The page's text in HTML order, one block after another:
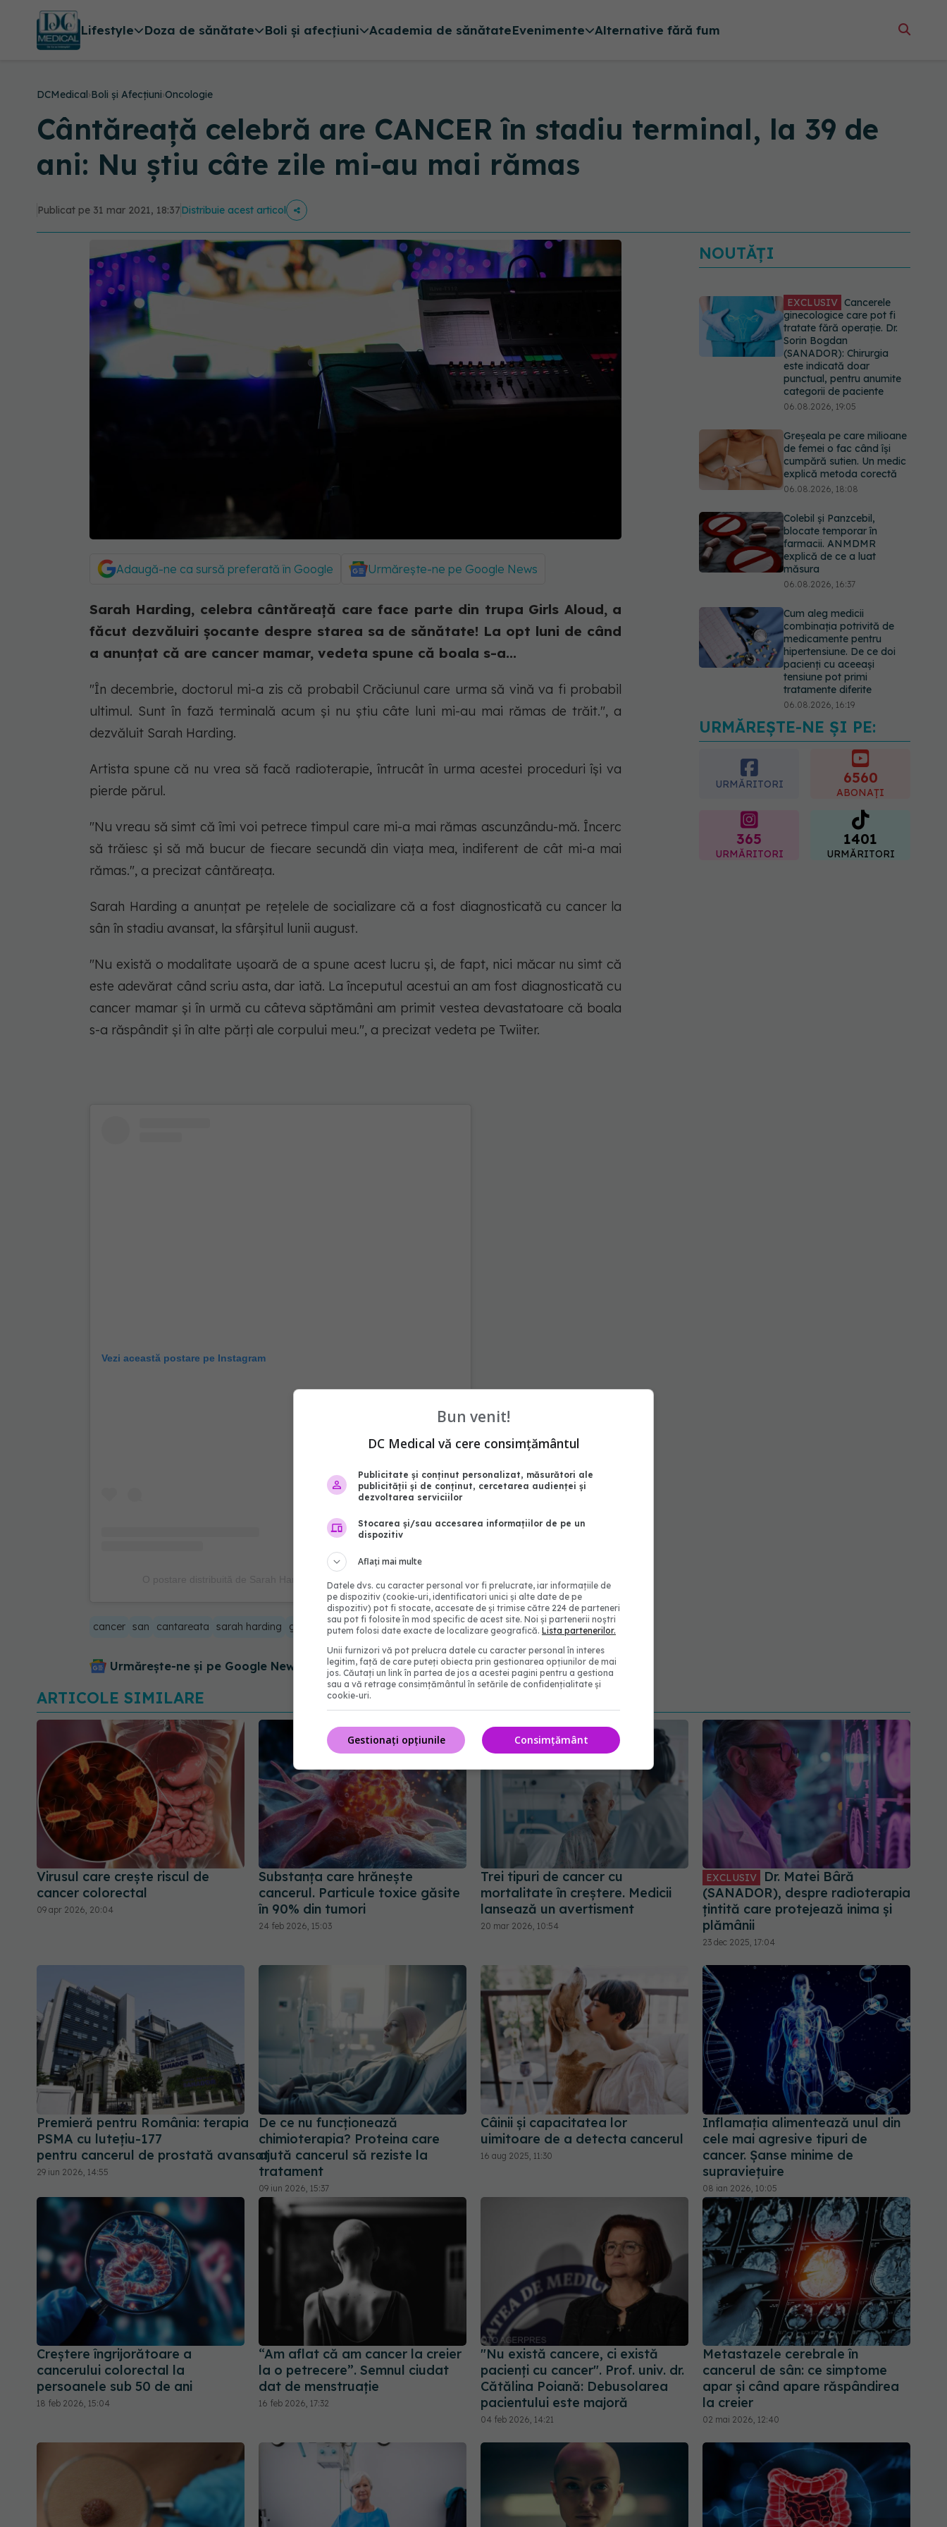
Lifestyle Doza de sănătate Boli și afecțiuni Academia de sănătateEvenimente Alternative fără fum
DCMedical›Boli și Afecțiuni›Oncologie
Cântăreață celebră are CANCER în stadiu terminal, la 39 de
ani: Nu știu câte zile mi-au mai rămas
Publicat pe 31 mar 2021, 18:37Distribuie acest articol
Adaugă-ne ca sursă preferată în Google Urmărește-ne pe Google News
Sarah Harding, celebra cântăreață care face parte din trupa Girls Aloud, a
făcut dezvăluiri șocante despre starea sa de sănătate! La opt luni de când
a anunțat că are cancer mamar, vedeta spune că boala s-a...
"În decembrie, doctorul mi-a zis că probabil Crăciunul care urma să vină va fi probabil
ultimul. Sunt în fază terminală acum și nu știu câte luni mi-au mai rămas de trăit.", a
dezvăluit Sarah Harding.
Artista spune că nu vrea să facă radioterapie, întrucât în urma acestei proceduri își va
pierde părul.
"Nu vreau să simt că îmi voi petrece timpul care mi-a mai rămas ascunzându-mă. Încerc
să trăiesc și să mă bucur de fiecare secundă din viața mea, indiferent de cât mi-a mai
rămas.", a precizat cântăreața.
Sarah Harding a anunțat pe rețelele de socializare că a fost diagnosticată cu cancer la
sân în stadiu avansat, la sfârșitul lunii august.
"Nu există o modalitate ușoară de a spune acest lucru și, de fapt, nici măcar nu simt că
este adevărat când scriu asta, dar iată. La începutul acestui an am fost diagnosticată cu
cancer mamar și în urmă cu câteva săptămâni am primit vestea devastatoare că boala
s-a răspândit și în alte părți ale corpului meu.", a precizat vedeta pe Twiiter.
Vezi această postare pe Instagram
O postare distribuită de Sarah Harding (@sarahnicoleharding)
cancer san cantareata sarah harding girls aloud stadiu terminal
Urmărește-ne și pe Google News - abonează‑te!
NOUTĂȚI
EXCLUSIV Cancerele
ginecologice care pot fi
tratate fără operație. Dr.
Sorin Bogdan
(SANADOR): Chirurgia
este indicată doar
punctual, pentru anumite
categorii de paciente
06.08.2026, 19:05
Greșeala pe care milioane
de femei o fac când își
cumpără sutien. Un medic
explică metoda corectă
06.08.2026, 18:08
Colebil și Panzcebil,
blocate temporar în
farmacii. ANMDMR
explică de ce a luat
măsura
06.08.2026, 16:37
Cum aleg medicii
combinația potrivită de
medicamente pentru
hipertensiune. De ce doi
pacienți cu aceeași
tensiune pot primi
tratamente diferite
06.08.2026, 16:19
Mii de angajați din
Sănătate ar putea primi
salarii mai mari.
Sindicatele cer schimbarea
URMĂREȘTE-NE ȘI PE:
URMĂRITORI 6560
ABONAȚI
365
URMĂRITORI
1401
URMĂRITORI
ARTICOLE SIMILARE
Virusul care crește riscul de
cancer colorectal
09 apr 2026, 20:04
Substanța care hrănește
cancerul. Particule toxice găsite
în 90% din tumori
24 feb 2026, 15:03
Trei tipuri de cancer cu
mortalitate în creștere. Medicii
lansează un avertisment
20 mar 2026, 10:54
EXCLUSIV
Dr. Matei Bâră
(SANADOR), despre radioterapia
țintită care protejează inima și
plămânii
23 dec 2025, 17:04
Premieră pentru România: terapia
PSMA cu lutețiu-177
pentru cancerul de prostată avansat
29 iun 2026, 14:55
De ce nu funcționează
chimioterapia? Proteina care
ajută cancerul să reziste la
tratament
09 iun 2026, 15:37
Câinii și capacitatea lor
uimitoare de a detecta cancerul
16 aug 2025, 11:30
Inflamația alimentează unul din
cele mai agresive tipuri de
cancer. Șanse minime de
supraviețuire
08 ian 2026, 10:05
Creștere îngrijorătoare a
cancerului colorectal la
persoanele sub 50 de ani
18 feb 2026, 15:04
“Am aflat că am cancer la creier
la o petrecere”. Semnul ciudat
dat de menstruație
16 feb 2026, 17:32
"Nu există cancere, ci există
pacienți cu cancer". Prof. univ. dr.
Cătălina Poiană: Debusolarea
pacientului este majoră
04 feb 2026, 14:21
Metastazele cerebrale în
cancerul de sân: ce simptome
apar și când apare răspândirea
la creier
02 mai 2026, 12:40
Bun venit!
DC Medical vă cere consimțământul
Publicitate și conținut personalizat, măsurători ale
publicității și de conținut, cercetarea audienței și
dezvoltarea serviciilor
Stocarea și/sau accesarea informațiilor de pe un
dispozitiv
Aflați mai multe
Datele dvs. cu caracter personal vor fi prelucrate, iar informațiile de
pe dispozitiv (cookie-uri, identificatori unici și alte date de pe
dispozitiv) pot fi stocate, accesate de și trimise către 224 de parteneri
sau pot fi folosite în mod specific de acest site. Noi și partenerii noștri
putem folosi date exacte de localizare geografică. Lista partenerilor.
Unii furnizori vă pot prelucra datele cu caracter personal în interes
legitim, față de care puteți obiecta prin gestionarea opțiunilor de mai
jos. Căutați un link în partea de jos a acestei pagini pentru a gestiona
sau a vă retrage consimțământul în setările de confidențialitate și
cookie-uri.
Consimțământ
Gestionați opțiunile